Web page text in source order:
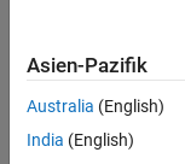
Asien-Pazifik
Australia (English)
India (English)